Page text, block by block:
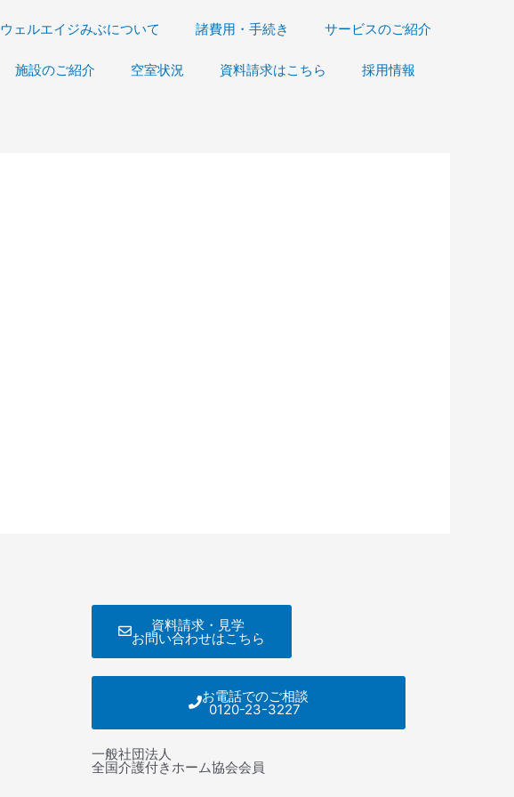
ウェルエイジみぶについて 諸費用・手続き サービスのご紹介
施設のご紹介 空室状況 資料請求はこちら 採用情報
資料請求・見学
お問い合わせはこちら
お電話でのご相談
0120-23-3227
一般社団法人
全国介護付きホーム協会会員